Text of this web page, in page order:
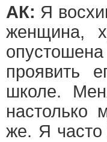
АК: Я
женщина,
проявить
школе.
настолько
же. Я часто